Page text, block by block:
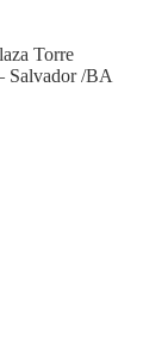
Torre
Salvador /BA